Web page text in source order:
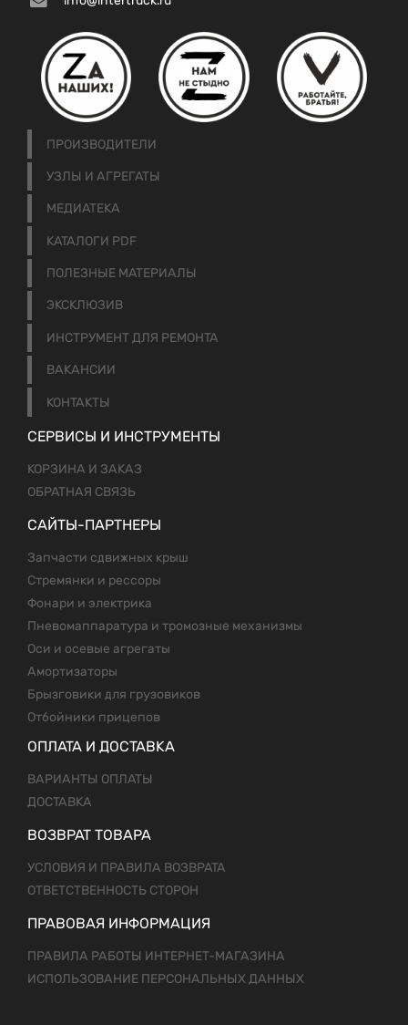
ПРОИЗВОДИТЕЛИ
УЗЛЫ И АГРЕГАТЫ
МЕДИАТЕКА
КАТАЛОГИ PDF
ПОЛЕЗНЫЕ МАТЕРИАЛЫ
ЭКСКЛЮЗИВ
ИНСТРУМЕНТ ДЛЯ РЕМОНТА
ВАКАНСИИ
КОНТАКТЫ
СЕРВИСЫ И ИНСТРУМЕНТЫ
КОРЗИНА И ЗАКАЗ
ОБРАТНАЯ СВЯЗЬ
САЙТЫ-ПАРТНЕРЫ
Запчасти сдвижных крыш
Стремянки и рессоры
Фонари и электрика
Пневомаппаратура и тромозные механизмы
Оси и осевые агрегаты
Амортизаторы
Брызговики для грузовиков
Отбойники прицепов
ОПЛАТА И ДОСТАВКА
ВАРИАНТЫ ОПЛАТЫ
ДОСТАВКА
ВОЗВРАТ ТОВАРА
УСЛОВИЯ И ПРАВИЛА ВОЗВРАТА
ОТВЕТСТВЕННОСТЬ СТОРОН
ПРАВОВАЯ ИНФОРМАЦИЯ
ПРАВИЛА РАБОТЫ ИНТЕРНЕТ-МАГАЗИНА
ИСПОЛЬЗОВАНИЕ ПЕРСОНАЛЬНЫХ ДАННЫХ